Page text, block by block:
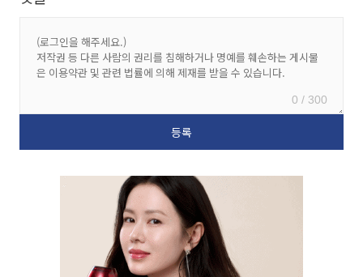
0 / 300